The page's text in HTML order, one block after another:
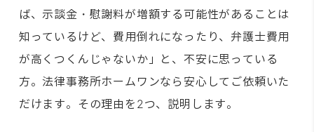
ば、示談金・慰謝料が増額する可能性があることは
知っているけど、費用倒れになったり、弁護士費用
が高くつくんじゃないか」と、不安に思っている
方。法律事務所ホームワンなら安心してご依頼いた
だけます。その理由を2つ、説明します。